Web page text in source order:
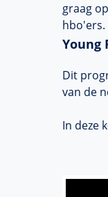
graag
hbo'ers.
​​​Young
Dit
van de
In deze